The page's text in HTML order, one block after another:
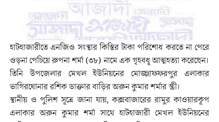
হাটহাজারীতে এনজিও সংস্থার কিস্তির টাকা পরিশোধ করতে না পেরে
ওড়না পেচিয়ে রুপনা শর্মা (৩৮) নামে এক গৃহবধূ আত্মহত্যা করেছেন।
তিনি উপজেলার মেখল ইউনিয়নের মোজ্জাফফরপুর এলাকার
ভাগিরঘোনার রশিক ডাক্তার বাড়ির অরুন কুমার শর্মার স্ত্রী।
স্থানীয় ও পুলিশ সূত্রে জানা যায়, কক্সবাজারের রামুর কাওয়ারকূপ
এলাকার অরুন কুমার শর্মা সাথে হাটহাজারী মেখল ইউনিয়নের